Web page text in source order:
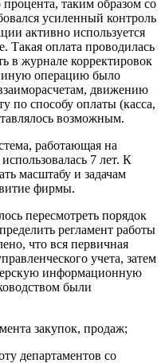
таким образом со
усиленный контроль
активно используется
Такая оплата проводилась
в журнале корректировок
иную операцию было
движению
по способу оплаты (касса,
возможным.
работающая на
7 лет. К
масштабу и задачам
фирмы.
пересмотреть порядок
регламент работы
что вся первичная
учета, затем
информационную
были
закупок, продаж;
департаментов со